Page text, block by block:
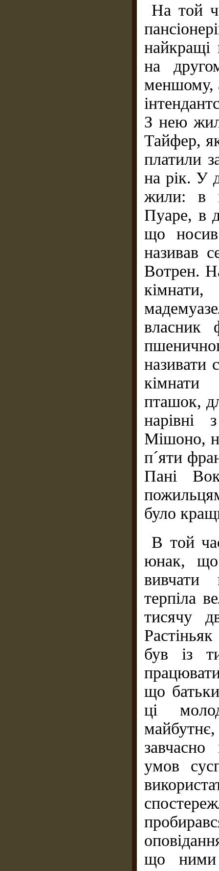
На той
найкращі
на
меншому,
З нею
Тайфер,
платили
на рік. У
жили: в
Пуаре, в
що
називав
Вотрен.
власник
називати
кімнати
пташок,
нарівні
Мішоно,
п´яти
Пані
було
В той
юнак,
вивчати
терпіла
тисячу
був із
що
ці
умов
що ними